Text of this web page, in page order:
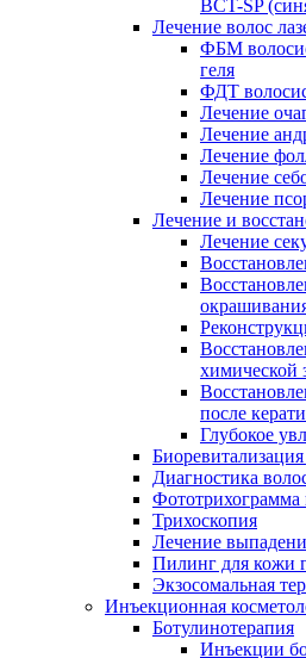
BCT-SP
Лечение волос
ФБМ
геля
ФДТ
Лечение
Лечение
Лечение
Лечение
Лечение
Лечение и
Лечение
химической
после
Глубокое
Диагностика
Фототрихограмма
Трихоскопия
Лечение
Пилинг для кожи
Экзосомальная
Инъекционная
Ботулинотерапия
Инъекции